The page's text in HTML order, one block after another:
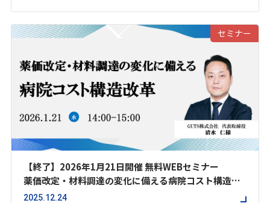
セミナー
【終了】2026年1月21日開催 無料WEBセミナー
薬価改定・材料調達の変化に備える病院コスト構造改
革
2025.12.24